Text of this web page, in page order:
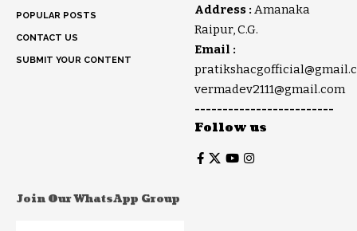
POPULAR POSTS
CONTACT US
SUBMIT YOUR CONTENT
Address : Amanaka
Raipur, C.G.
Email :
vermadev2111@gmail.com
-------------------------
Follow us
Join Our WhatsApp Group